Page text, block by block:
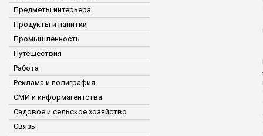
Предметы интерьера
Продукты и напитки
Промышленность
Путешествия
Работа
Реклама и полиграфия
СМИ и информагентства
Садовое и сельское хозяйство
Связь